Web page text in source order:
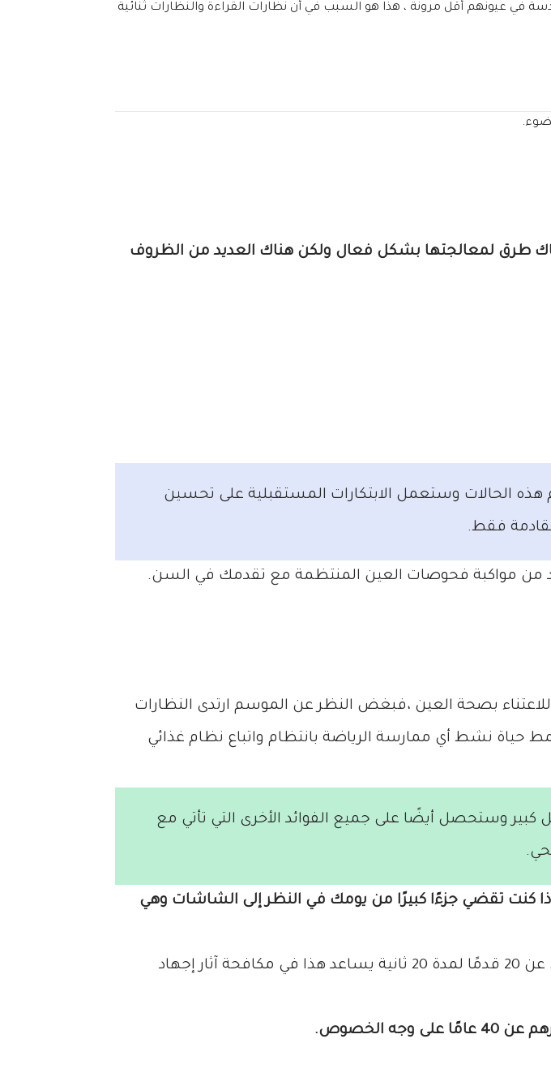
القريبة حيث تصبح العدسة في عيونهم أقل مرونة ، هذا هو السبب في أن نظارات القراءة والنظارات ثنائية
طرق لمعالجتها بشكل فعال ولكن هناك العديد من الظروف
الحالات وستعمل الابتكارات المستقبلية على تحسين
فقط.
من مواكبة فحوصات العين المنتظمة مع تقدمك في السن.
بصحة العين ،فبغض النظر عن الموسم ارتدى النظارات
حياة نشط أي ممارسة الرياضة بانتظام واتباع نظام غذائي
وستحصل أيضًا على جميع الفوائد الأخرى التي تأتي مع
كنت تقضي جزءًا كبيرًا من يومك في النظر إلى الشاشات وهي
لكل 20 دقيقة من وقت الشاشة خذي استراحة صغيرة للتركيز على شيء لا يقل عن 20 قدمًا لمدة 20 ثانية يساعد هذا في مكافحة آثار إجهاد
الخصوص.